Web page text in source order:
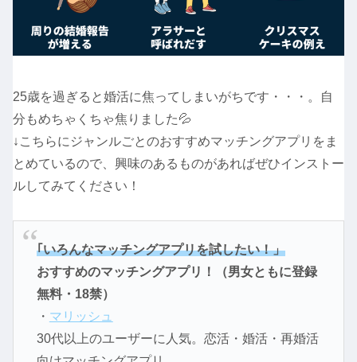
25歳を過ぎると婚活に焦ってしまいがちです・・・。自
分もめちゃくちゃ焦りました💦
↓こちらにジャンルごとのおすすめマッチングアプリをま
とめているので、興味のあるものがあればぜひインストー
ルしてみてください！
｢いろんなマッチングアプリを試したい！」
おすすめのマッチングアプリ！（男女ともに登録
無料・18禁）
・ マリッシュ
30代以上のユーザーに人気。恋活・婚活・再婚活